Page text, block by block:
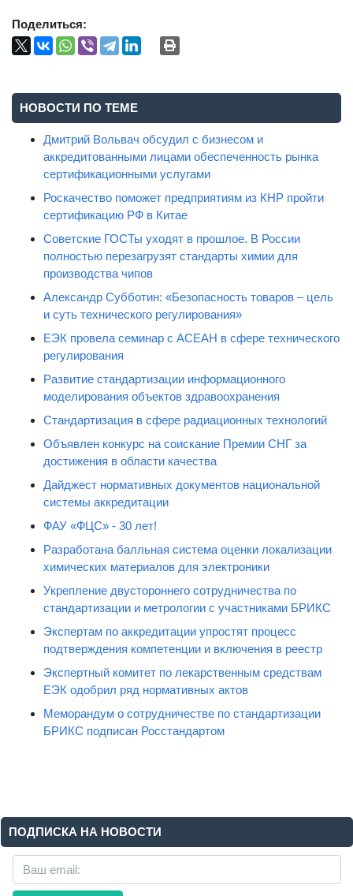
Поделиться:
НОВОСТИ ПО ТЕМЕ
Дмитрий Вольвач обсудил с бизнесом и
аккредитованными лицами обеспеченность рынка
сертификационными услугами
Роскачество поможет предприятиям из КНР пройти
сертификацию РФ в Китае
Советские ГОСТы уходят в прошлое. В России
полностью перезагрузят стандарты химии для
производства чипов
Александр Субботин: «Безопасность товаров – цель
и суть технического регулирования»
ЕЭК провела семинар с АСЕАН в сфере технического
регулирования
Развитие стандартизации информационного
моделирования объектов здравоохранения
Стандартизация в сфере радиационных технологий
Объявлен конкурс на соискание Премии СНГ за
достижения в области качества
Дайджест нормативных документов национальной
системы аккредитации
ФАУ «ФЦС» - 30 лет!
Разработана балльная система оценки локализации
химических материалов для электроники
Укрепление двустороннего сотрудничества по
стандартизации и метрологии с участниками БРИКС
Экспертам по аккредитации упростят процесс
подтверждения компетенции и включения в реестр
Экспертный комитет по лекарственным средствам
ЕЭК одобрил ряд нормативных актов
Меморандум о сотрудничестве по стандартизации
БРИКС подписан Росстандартом
ПОДПИСКА НА НОВОСТИ